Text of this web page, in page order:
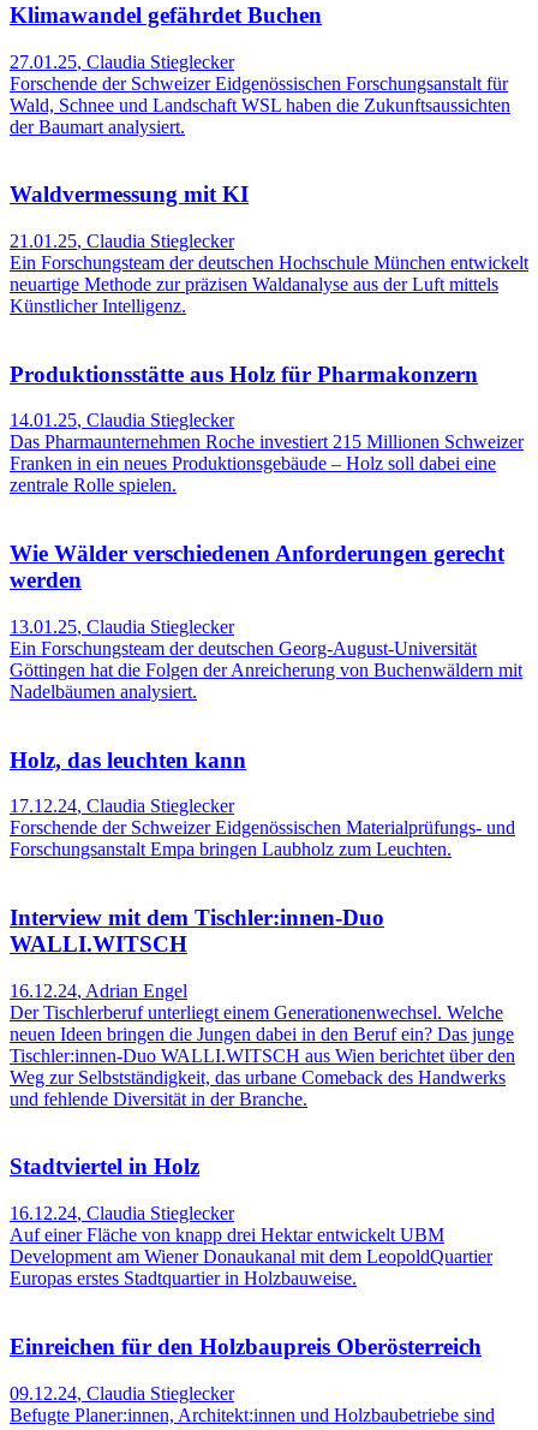
Klimawandel gefährdet Buchen
27.01.25, Claudia Stieglecker
Forschende der Schweizer Eidgenössischen Forschungsanstalt für
Wald, Schnee und Landschaft WSL haben die Zukunftsaussichten
der Baumart analysiert.
Waldvermessung mit KI
21.01.25, Claudia Stieglecker
Ein Forschungsteam der deutschen Hochschule München entwickelt
neuartige Methode zur präzisen Waldanalyse aus der Luft mittels
Künstlicher Intelligenz.
Produktionsstätte aus Holz für Pharmakonzern
14.01.25, Claudia Stieglecker
Das Pharmaunternehmen Roche investiert 215 Millionen Schweizer
Franken in ein neues Produktionsgebäude – Holz soll dabei eine
zentrale Rolle spielen.
Wie Wälder verschiedenen Anforderungen gerecht
werden
13.01.25, Claudia Stieglecker
Ein Forschungsteam der deutschen Georg-August-Universität
Göttingen hat die Folgen der Anreicherung von Buchenwäldern mit
Nadelbäumen analysiert.
Holz, das leuchten kann
17.12.24, Claudia Stieglecker
Forschende der Schweizer Eidgenössischen Materialprüfungs- und
Forschungsanstalt Empa bringen Laubholz zum Leuchten.
Interview mit dem Tischler:innen-Duo
WALLI.WITSCH
16.12.24, Adrian Engel
Der Tischlerberuf unterliegt einem Generationenwechsel. Welche
neuen Ideen bringen die Jungen dabei in den Beruf ein? Das junge
Tischler:innen-Duo WALLI.WITSCH aus Wien berichtet über den
Weg zur Selbstständigkeit, das urbane Comeback des Handwerks
und fehlende Diversität in der Branche.
Stadtviertel in Holz
16.12.24, Claudia Stieglecker
Auf einer Fläche von knapp drei Hektar entwickelt UBM
Development am Wiener Donaukanal mit dem LeopoldQuartier
Europas erstes Stadtquartier in Holzbauweise.
Einreichen für den Holzbaupreis Oberösterreich
09.12.24, Claudia Stieglecker
Befugte Planer:innen, Architekt:innen und Holzbaubetriebe sind